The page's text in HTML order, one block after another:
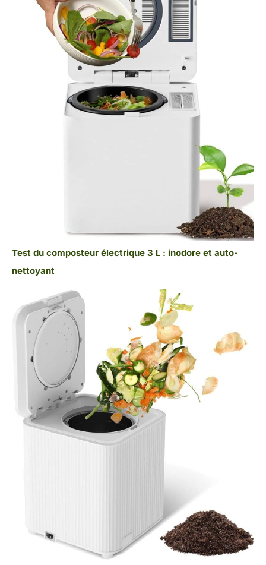
Test du composteur électrique 3 L : inodore et auto-
nettoyant